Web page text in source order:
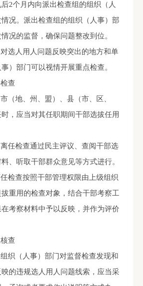
后2个月内向派出检查组的组织（人
况。派出检查组的组织（人事）部
况的监督，确保问题整改到位。
选人用人问题反映突出的地方和单
）部门可以视情开展重点检查。
查
（地、州、盟）、县（市、区、
，应当对其任职期间干部选拔任用
任检查通过民主评议、查阅干部选
、听取干部群众意见等方式进行。
检查按照干部管理权限由上级组织
重用的检查对象，结合干部考察工
考察材料中予以反映，并作为评价
查
织（人事）部门对监督检查发现和
的违规选人用人问题线索，应当采